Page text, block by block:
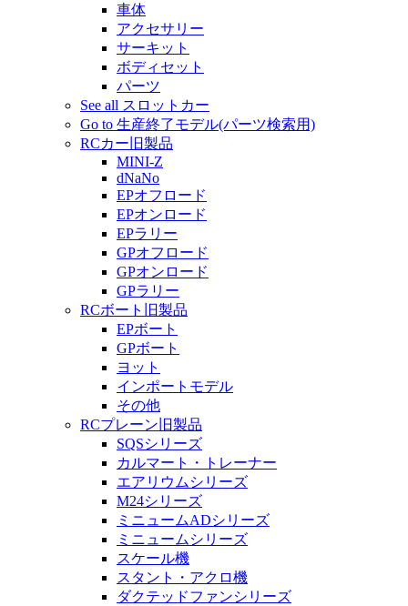
車体
アクセサリー
サーキット
ボディセット
パーツ
See all スロットカー
Go to 生産終了モデル(パーツ検索用)
RCカー旧製品
MINI-Z
dNaNo
EPオフロード
EPオンロード
EPラリー
GPオフロード
GPオンロード
GPラリー
RCボート旧製品
EPボート
GPボート
ヨット
インポートモデル
その他
RCプレーン旧製品
SQSシリーズ
カルマート・トレーナー
エアリウムシリーズ
M24シリーズ
ミニュームADシリーズ
ミニュームシリーズ
スケール機
スタント・アクロ機
ダクテッドファンシリーズ